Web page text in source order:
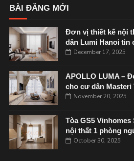
BÀI ĐĂNG MỚI
Đơn vị thiết kế nội
dân Lumi Hanoi tin
December 17, 2025
APOLLO LUMA –
cho cư dân Masteri
November 20, 2025
Tòa GS5
nội thất 1 phòng
October 30, 2025